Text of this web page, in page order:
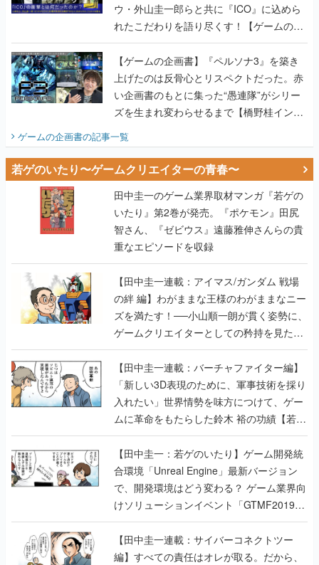
ウ・外山圭一郎らと共に『ICO』に込めら
れたこだわりを語り尽くす！【ゲームの企
画書】
【ゲームの企画書】『ペルソナ3』を築き
上げたのは反骨心とリスペクトだった。赤
い企画書のもとに集った“愚連隊”がシリー
ズを生まれ変わらせるまで【橋野桂インタ
ビュー】
ゲームの企画書の記事一覧
若ゲのいたり〜ゲームクリエイターの青春〜
田中圭一のゲーム業界取材マンガ『若ゲの
いたり』第2巻が発売。『ポケモン』田尻
智さん、『ゼビウス』遠藤雅伸さんらの貴
重なエピソードを収録
【田中圭一連載：アイマス/ガンダム 戦場
の絆 編】わがままな王様のわがままなニー
ズを満たす！──小山順一朗が貫く姿勢に、
ゲームクリエイターとしての矜持を見た
【若ゲのいたり最終回】
【田中圭一連載：バーチャファイター編】
「新しい3D表現のために、軍事技術を採り
入れたい」世界情勢を味方につけて、ゲー
ムに革命をもたらした鈴木 裕の功績【若ゲ
のいたり】
【田中圭一：若ゲのいたり】ゲーム開発統
合環境「Unreal Engine」最新バージョン
で、開発環境はどう変わる？ ゲーム業界向
けソリューションイベント「GTMF2019」
に行って、より理解を深めよう【PR】
【田中圭一連載：サイバーコネクトツー
編】すべての責任はオレが取る。だから、